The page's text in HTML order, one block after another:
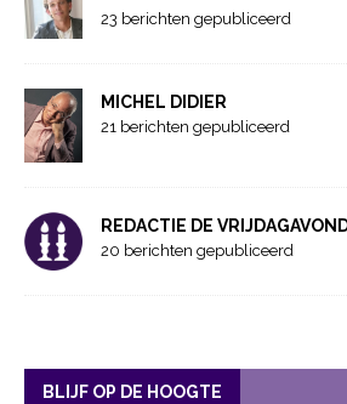
23 berichten gepubliceerd
MICHEL DIDIER
21 berichten gepubliceerd
REDACTIE DE
20 berichten gepubliceerd
BLIJF OP DE HOOGTE